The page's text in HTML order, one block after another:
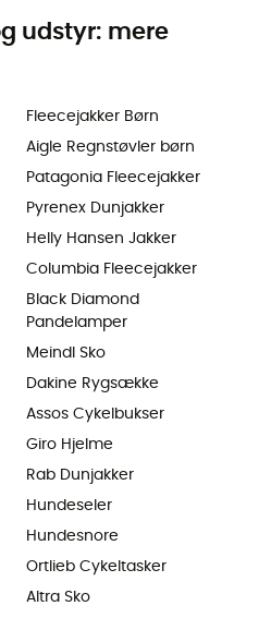
udstyr: mere
Fleecejakker Børn
Aigle Regnstøvler børn
Patagonia Fleecejakker
Pyrenex Dunjakker
Helly Hansen Jakker
Columbia Fleecejakker
Black Diamond
Pandelamper
Meindl Sko
Dakine Rygsække
Assos Cykelbukser
Giro Hjelme
Rab Dunjakker
Hundeseler
Hundesnore
Ortlieb Cykeltasker
Altra Sko